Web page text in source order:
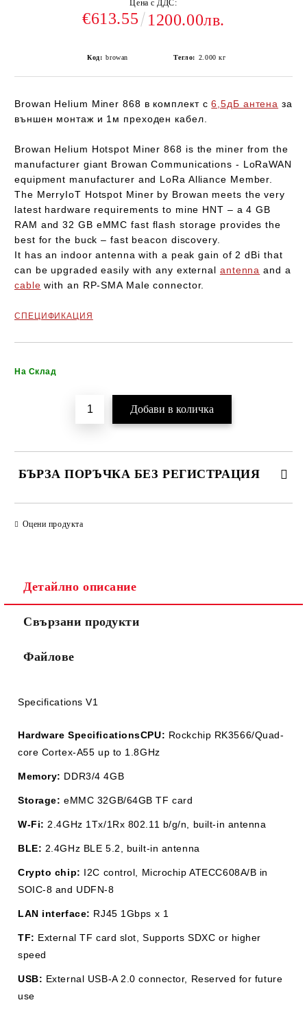
Цена с ДДС:
€613.55 1200.00лв.
Код: browan Тегло: 2.000 кг
Browan Helium Miner 868 в комплект с6,5дБ антена за
външен монтаж и 1м преходен кабел.
Browan Helium Hotspot Miner 868 is the miner from the
manufacturer giant Browan Communications - LoRaWAN
equipment manufacturer and LoRa Alliance Member.
The MerryIoT Hotspot Miner by Browan meets the very
latest hardware requirements to mine HNT – a 4 GB
RAM and 32 GB eMMC fast flash storage provides the
best for the buck – fast beacon discovery.
It has an indoor antenna with a peak gain of 2 dBi that
can be upgraded easily with any external antenna and a
cable with an RP-SMA Male connector.
СПЕЦИФИКАЦИЯ
На Склад
БЪРЗА ПОРЪЧКА БЕЗ РЕГИСТРАЦИЯ
Ние ще се свържем с вас в рамките на работния ден.
Оцени продукта
Детайлно описание
Свързани продукти
Файлове
Specifications V1
Hardware SpecificationsCPU: Rockchip RK3566/Quad-
core Cortex-A55 up to 1.8GHz
Memory: DDR3/4 4GB
Storage: eMMC 32GB/64GB TF card
W-Fi: 2.4GHz 1Tx/1Rx 802.11 b/g/n, built-in antenna
BLE: 2.4GHz BLE 5.2, built-in antenna
Crypto chip: I2C control, Microchip ATECC608A/B in
SOIC-8 and UDFN-8
LAN interface: RJ45 1Gbps x 1
TF: External TF card slot, Supports SDXC or higher
speed
USB: External USB-A 2.0 connector, Reserved for future
use